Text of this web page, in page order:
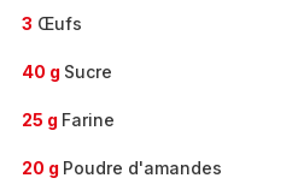
3 Œufs
40 g Sucre
25 g Farine
20 g Poudre d'amandes